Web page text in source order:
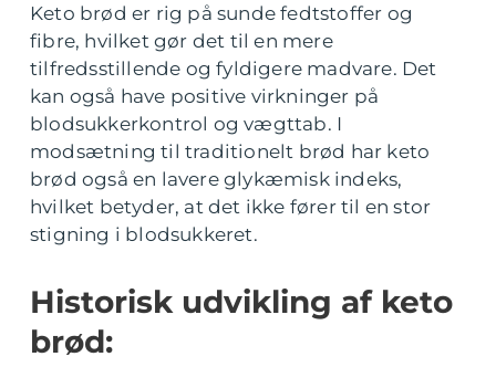
Keto brød er rig på sunde fedtstoffer og
fibre, hvilket gør det til en mere
tilfredsstillende og fyldigere madvare. Det
kan også have positive virkninger på
blodsukkerkontrol og vægttab. I
modsætning til traditionelt brød har keto
brød også en lavere glykæmisk indeks,
hvilket betyder, at det ikke fører til en stor
stigning i blodsukkeret.
Historisk udvikling af keto
brød: